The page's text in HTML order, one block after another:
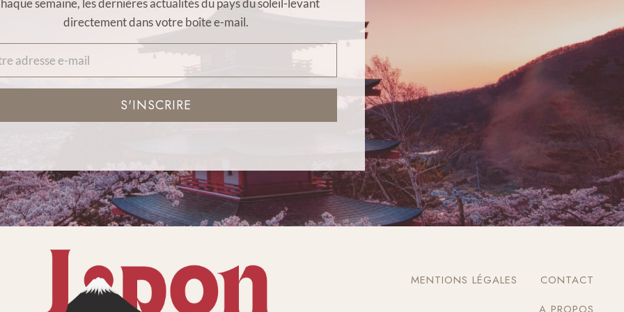
semaine, les dernières actualités du pays du soleil-levant
directement dans votre boîte e-mail.
S'INSCRIRE
MENTIONS LÉGALES
CONTACT
A PROPOS